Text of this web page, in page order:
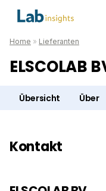
Home » Lieferanten
ELSCOLAB
Übersicht Über
Kontakt